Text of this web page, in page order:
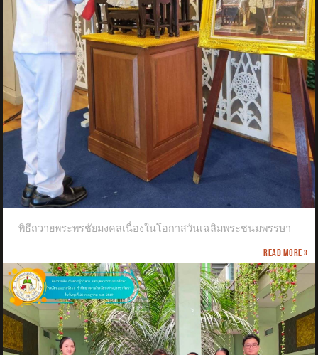
พิธีถวายพระพรชัยมงคลเนื่องในโอกาสวันเฉลิมพระชนมพรรษา
Read more »